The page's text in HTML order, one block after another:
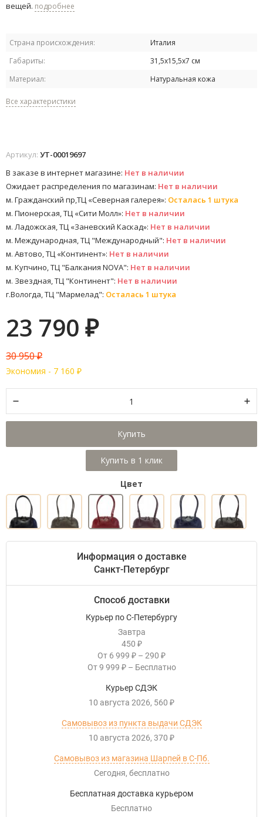
вещей. подробнее
Страна происхождения:
Италия
Габариты:
31,5х15,5х7 см
Материал:
Натуральная кожа
Все характеристики
Артикул: УТ-00019697
В заказе в интернет магазине: Нет в наличии
Ожидает распределения по магазинам: Нет в наличии
м. Гражданский пр,ТЦ «Северная галерея»: Осталась 1 штука
м. Пионерская, ТЦ «Сити Молл»: Нет в наличии
м. Ладожская, ТЦ «Заневский Каскад»: Нет в наличии
м. Международная, ТЦ "Международный": Нет в наличии
м. Автово, ТЦ «Континент»: Нет в наличии
м. Купчино, ТЦ "Балкания NOVA": Нет в наличии
м. Звездная, ТЦ "Континент": Нет в наличии
г.Вологда, ТЦ "Мармелад": Осталась 1 штука
23 790 ₽
30 950₽
Экономия - 7 160 ₽
Купить
Цвет
Информация о доставке
Санкт-Петербург
Способ доставки
Курьер по С-Петербургу
Завтра
450 ₽
От 6 999 ₽ – 290 ₽
От 9 999 ₽ – Бесплатно
Курьер СДЭК
10 августа 2026 560 ₽
Самовывоз из пункта выдачи СДЭК
10 августа 2026 370 ₽
Самовывоз из магазина Шарпей в С-Пб.
Сегодня
Бесплатно
Бесплатная доставка курьером
Бесплатно